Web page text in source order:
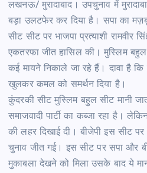
लखनऊ/ मुरादाबाद। उपचुनाव में
बड़ा उलटफेर कर दिया है। सपा का
सीट सीट पर भाजपा प्रत्याशी
एकतरफा जीत हासिल की। मुस्लिम
कई मायने निकाले जा रहे हैं। दावा है कि
खुलकर कमल को समर्थन दिया है।
कुंदरकी सीट मुस्लिम बहुल सीट मानी
समाजवादी पार्टी का कब्जा रहा है।
की लहर दिखाई दी। बीजेपी इस सीट
चुनाव जीत गई। इस सीट पर सपा और
मुकाबला देखने को मिला उसके बाद ये